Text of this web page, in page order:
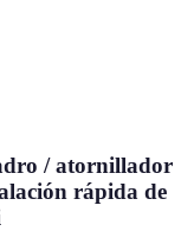
/ atornillador
rápida de